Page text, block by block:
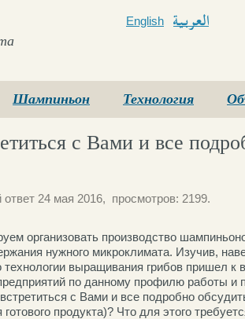
English
Шампиньон Технология
с Вами и все
24 мая 2016, просмотров: 2199.
организовать производство
нужного микроклимата. Изучив,
выращивания грибов пришел к
по данному профилю работы и
с Вами и все подробно
продукта)? Что для этого